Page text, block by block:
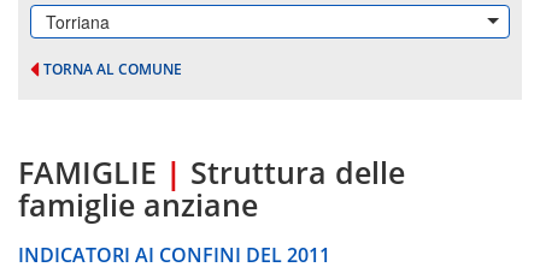
Torriana
TORNA AL COMUNE
FAMIGLIE | Struttura delle
famiglie anziane
INDICATORI AI CONFINI DEL 2011